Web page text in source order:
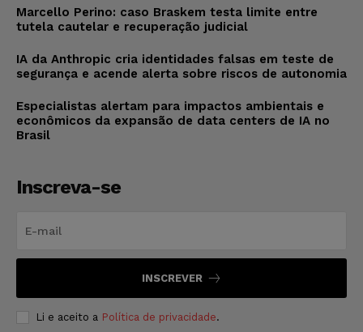
Marcello Perino: caso Braskem testa limite entre
tutela cautelar e recuperação judicial
IA da Anthropic cria identidades falsas em teste de
segurança e acende alerta sobre riscos de autonomia
Especialistas alertam para impactos ambientais e
econômicos da expansão de data centers de IA no
Brasil
Inscreva-se
INSCREVER
Li e aceito a Política de privacidade.